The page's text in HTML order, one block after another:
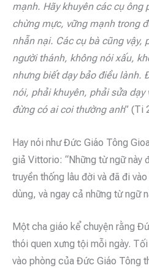
mạnh. Hãy khuyên các cụ ông
chừng mực, vững mạnh trong
nhẫn nại. Các cụ bà cũng vậy,
người thánh, không nói xấu,
nhưng biết dạy bảo điều lành.
nói, phải khuyên, phải sửa dạy
đừng có ai coi thường anh” (Ti
Hay nói như Đức Giáo Tông
giả Vittorio: “Những từ ngữ này
truyền thống lâu đời và đã đi
dùng, và ngay cả những từ ngữ
Một cha giáo kể chuyện rằng
thói quen xưng tội mỗi ngày.
vào phòng của Đức Giáo Tông